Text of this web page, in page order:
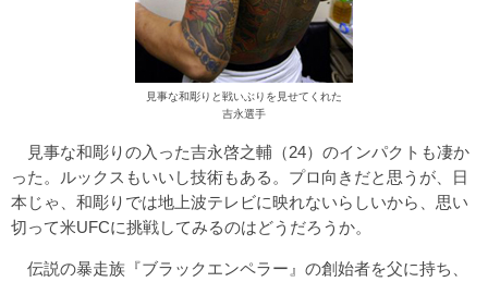
見事な和彫りと戦いぶりを見せてくれた
吉永選手
見事な和彫りの入った吉永啓之輔（24）のインパクトも凄か
った。ルックスもいいし技術もある。プロ向きだと思うが、日
本じゃ、和彫りでは地上波テレビに映れないらしいから、思い
切って米UFCに挑戦してみるのはどうだろうか。
伝説の暴走族『ブラックエンペラー』の創始者を父に持ち、